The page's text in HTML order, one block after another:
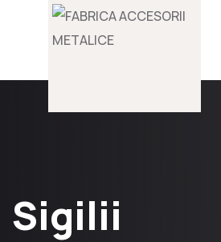
Sigilii